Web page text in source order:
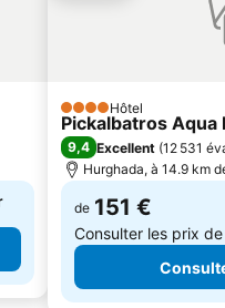
4 ÉtoilesHôtel
Pickalbatros
9,4 Excellent (12 531
Hurghada, à 14.9 km
de 151 €
Consulter les prix